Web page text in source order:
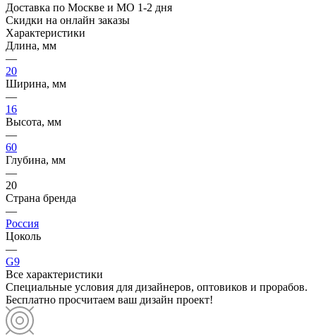
Доставка по Москве и МО 1-2 дня
Скидки на онлайн заказы
Характеристики
Длина, мм
—
20
Ширина, мм
—
16
Высота, мм
—
60
Глубина, мм
—
20
Страна бренда
—
Россия
Цоколь
—
G9
Все характеристики
Специальные условия для дизайнеров, оптовиков и прорабов.
Бесплатно просчитаем ваш дизайн проект!